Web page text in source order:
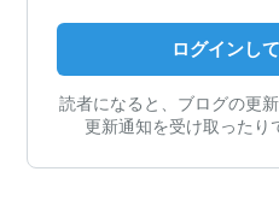
ログインし
読者になると、ブログの更
更新通知を受け取ったり